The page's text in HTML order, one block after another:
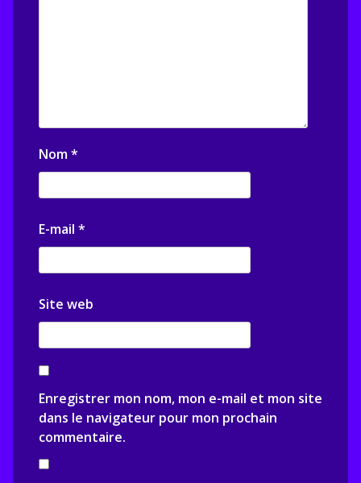
Nom*
E-mail *
Site web
Enregistrer mon nom, mon e-mail et mon site
dans le navigateur pour mon prochain
commentaire.